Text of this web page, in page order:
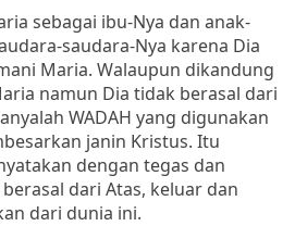
sebagai ibu-Nya dan anak-
saudara-Nya karena Dia
Maria. Walaupun dikandung
namun Dia tidak berasal dari
WADAH yang digunakan
janin Kristus. Itu
dengan tegas dan
dari Atas, keluar dan
dari dunia ini.